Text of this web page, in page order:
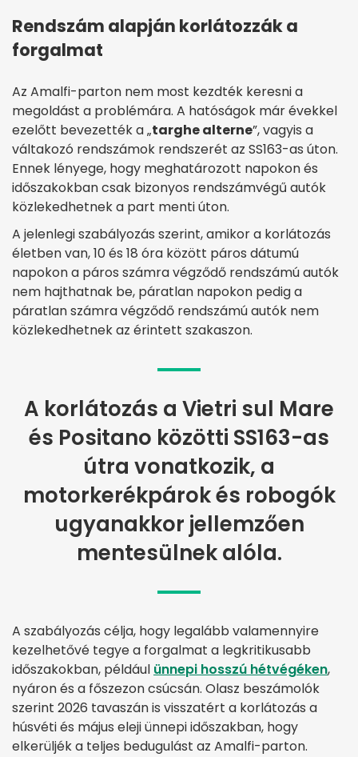
Rendszám alapján korlátozzák a
forgalmat
Az Amalfi-parton nem most kezdték keresni a
megoldást a problémára. A hatóságok már évekkel
ezelőtt bevezették a „targhe alterne”, vagyis a
váltakozó rendszámok rendszerét az SS163-as úton.
Ennek lényege, hogy meghatározott napokon és
időszakokban csak bizonyos rendszámvégű autók
közlekedhetnek a part menti úton.
A jelenlegi szabályozás szerint, amikor a korlátozás
életben van, 10 és 18 óra között páros dátumú
napokon a páros számra végződő rendszámú autók
nem hajthatnak be, páratlan napokon pedig a
páratlan számra végződő rendszámú autók nem
közlekedhetnek az érintett szakaszon.
A korlátozás a Vietri sul Mare
és Positano közötti SS163-as
útra vonatkozik, a
motorkerékpárok és robogók
ugyanakkor jellemzően
mentesülnek alóla.
A szabályozás célja, hogy legalább valamennyire
kezelhetővé tegye a forgalmat a legkritikusabb
időszakokban, például ünnepi hosszú hétvégéken,
nyáron és a főszezon csúcsán. Olasz beszámolók
szerint 2026 tavaszán is visszatért a korlátozás a
húsvéti és május eleji ünnepi időszakban, hogy
elkerüljék a teljes bedugulást az Amalfi-parton.